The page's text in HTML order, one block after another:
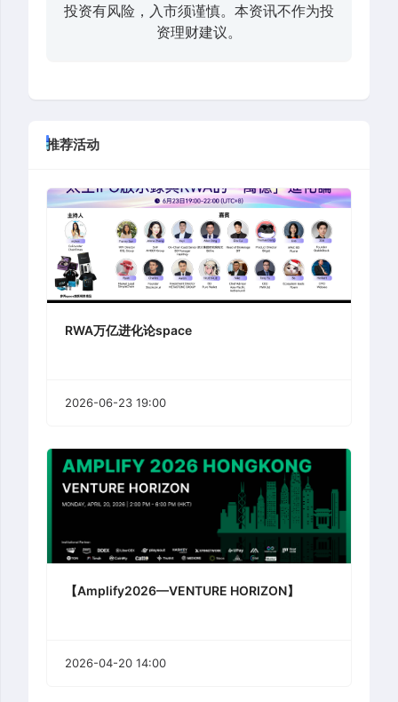
投资有风险，入市须谨慎。本资讯不作为投
资理财建议。
推荐活动
RWA万亿进化论space
2026-06-23 19:00
【Amplify2026—VENTURE HORIZON】
2026-04-20 14:00